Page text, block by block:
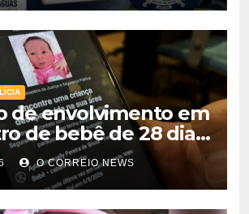
de envolvimento em
de bebê de 28 dias
Capital
O CORREIO NEWS